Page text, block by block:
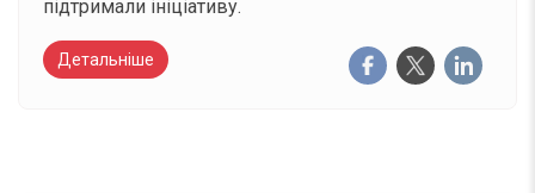
підтримали ініціативу.
Детальніше